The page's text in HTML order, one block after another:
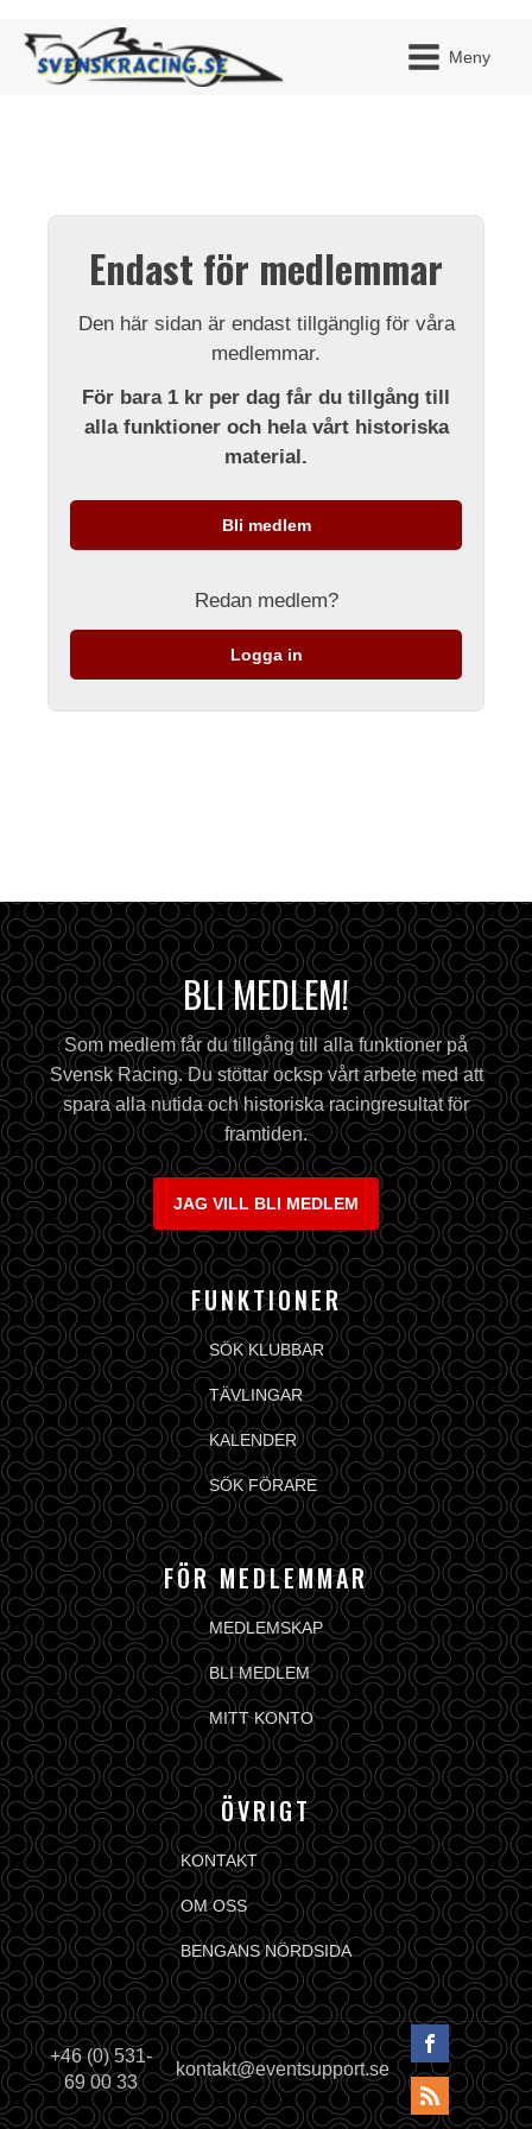
Meny
Endast för medlemmar
Den här sidan är endast tillgänglig för våra
medlemmar.
För bara 1 kr per dag får du tillgång till
alla funktioner och hela vårt historiska
material.
Bli medlem
Redan medlem?
Logga in
BLI MEDLEM!
Som medlem får du tillgång till alla funktioner på
Svensk Racing. Du stöttar ocksp vårt arbete med att
spara alla nutida och historiska racingresultat för
framtiden.
JAG VILL BLI MEDLEM
FUNKTIONER
SÖK KLUBBAR
TÄVLINGAR
KALENDER
SÖK FÖRARE
FÖR MEDLEMMAR
MEDLEMSKAP
BLI MEDLEM
MITT KONTO
ÖVRIGT
KONTAKT
OM OSS
BENGANS NÖRDSIDA
+46 (0) 531-
69 00 33
kontakt@eventsupport.se